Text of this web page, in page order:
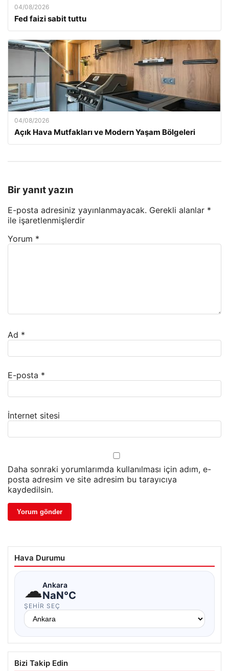
04/08/2026
Fed faizi sabit tuttu
04/08/2026
Açık Hava Mutfakları ve Modern Yaşam Bölgeleri
Bir yanıt yazın
E-posta adresiniz yayınlanmayacak. Gerekli alanlar *
ile işaretlenmişlerdir
Yorum *
Ad *
E-posta *
İnternet sitesi
Daha sonraki yorumlarımda kullanılması için adım, e-
posta adresim ve site adresim bu tarayıcıya
kaydedilsin.
Hava Durumu
☁Ankara
NaN°C
ŞEHIR SEÇ
Bizi Takip Edin